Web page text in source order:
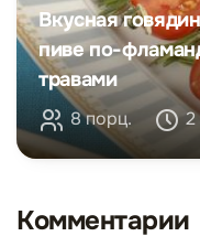
Вкусная
пиве по-
травами
8 порц. 2
Комментарии